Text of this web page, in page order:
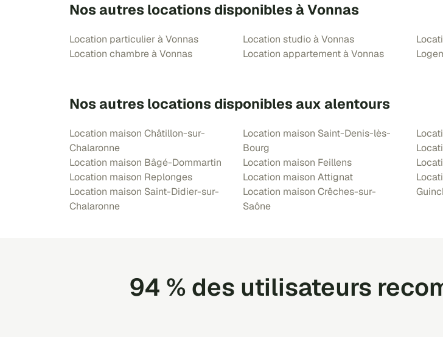
Nos autres locations disponibles à Vonnas
Location particulier à Vonnas
Location chambre à Vonnas
Location studio à Vonnas
Location appartement à Vonnas
Nos autres locations disponibles aux alentours
Location maison Châtillon-sur-
Chalaronne
Location maison Bâgé-Dommartin
Location maison Replonges
Location maison Saint-Didier-sur-
Chalaronne
Location maison Saint-Denis-lès-
Bourg
Location maison Feillens
Location maison Attignat
Location maison Crêches-sur-
Saône
94 % des utilisateurs